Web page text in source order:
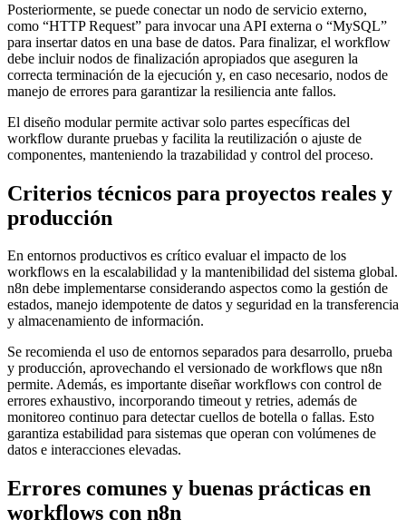
Posteriormente, se puede conectar un nodo de servicio externo,
como “HTTP Request” para invocar una API externa o “MySQL”
para insertar datos en una base de datos. Para finalizar, el workflow
debe incluir nodos de finalización apropiados que aseguren la
correcta terminación de la ejecución y, en caso necesario, nodos de
manejo de errores para garantizar la resiliencia ante fallos.
El diseño modular permite activar solo partes específicas del
workflow durante pruebas y facilita la reutilización o ajuste de
componentes, manteniendo la trazabilidad y control del proceso.
Criterios técnicos para proyectos reales y
producción
En entornos productivos es crítico evaluar el impacto de los
workflows en la escalabilidad y la mantenibilidad del sistema global.
n8n debe implementarse considerando aspectos como la gestión de
estados, manejo idempotente de datos y seguridad en la transferencia
y almacenamiento de información.
Se recomienda el uso de entornos separados para desarrollo, prueba
y producción, aprovechando el versionado de workflows que n8n
permite. Además, es importante diseñar workflows con control de
errores exhaustivo, incorporando timeout y retries, además de
monitoreo continuo para detectar cuellos de botella o fallas. Esto
garantiza estabilidad para sistemas que operan con volúmenes de
datos e interacciones elevadas.
Errores comunes y buenas prácticas en
workflows con n8n